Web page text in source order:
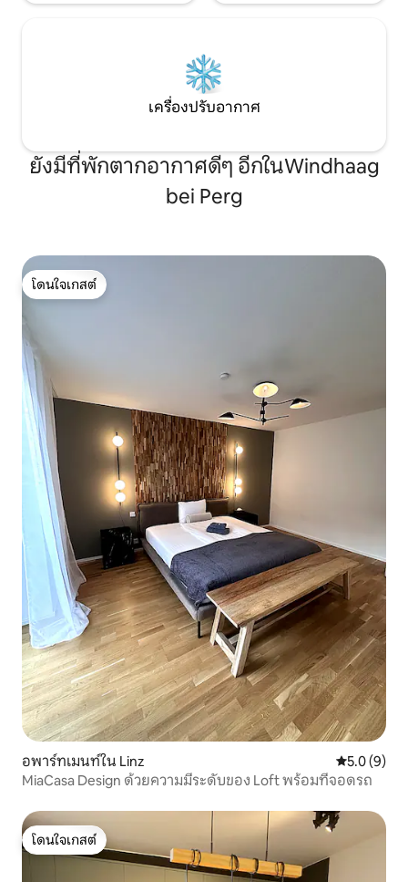
เครื่องปรับอากาศ
ยังมีที่พักตากอากาศดีๆ อีกในWindhaag
bei Perg
โดนใจเกสต์
โดนใจเกสต์
อพาร์ทเมนท์ใน Linz คะแนนเฉลี่
5.0 (9)
MiaCasa Design ด้วยความมีระดับของ Loft พร้อมที่จอดรถ
โดนใจเกสต์
โดนใจเกสต์